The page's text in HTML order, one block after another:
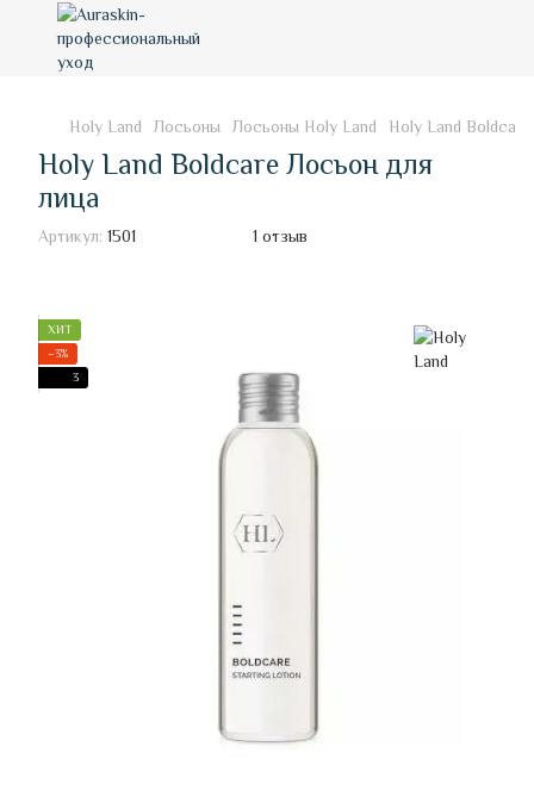
Holy Land Лосьоны Лосьоны Holy Land Holy Land
Holy Land Boldcare Лосьон для
лица
Артикул: 1501 1 отзыв
ХИТ
−3%
3